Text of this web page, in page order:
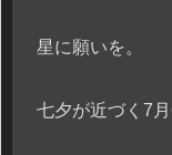
星に願いを。
七夕が近づく7月